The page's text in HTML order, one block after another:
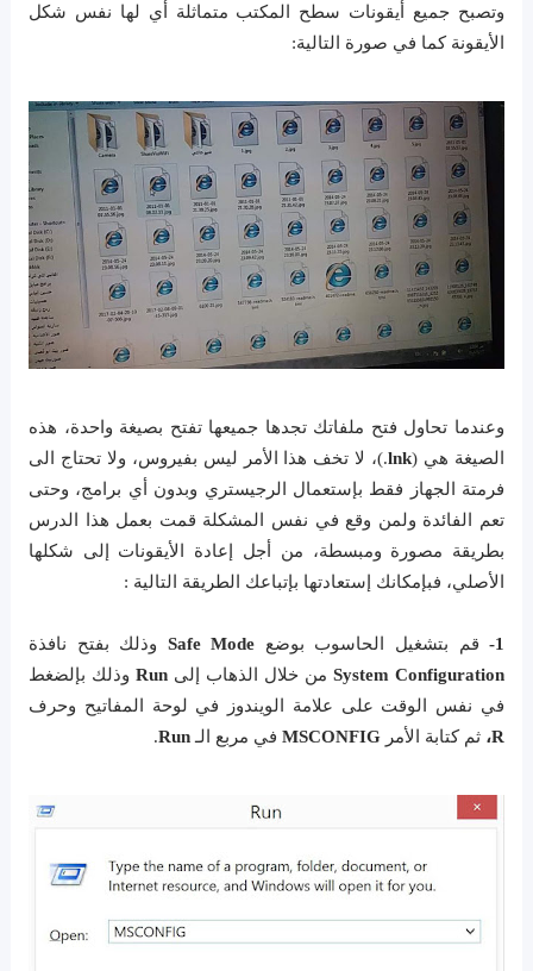
وتصبح جميع أيقونات سطح المكتب متماثلة أي لها نفس شكل
الأيقونة كما في صورة التالية:
وعندما تحاول فتح ملفاتك تجدها جميعها تفتح بصيغة واحدة، هذه
الصيغة هي (lnk.)، لا تخف هذا الأمر ليس بفيروس، ولا تحتاج الى
فرمتة الجهاز فقط بإستعمال الرجيستري وبدون أي برامج، وحتى
تعم الفائدة ولمن وقع في نفس المشكلة قمت بعمل هذا الدرس
بطريقة مصورة ومبسطة، من أجل إعادة الأيقونات إلى شكلها
الأصلي، فبإمكانك إستعادتها بإتباعك الطريقة التالية :
1- قم بتشغيل الحاسوب بوضع Safe Mode وذلك بفتح نافذة
System Configuration من خلال الذهاب إلى Run وذلك بإلضغط
في نفس الوقت على علامة الويندوز في لوحة المفاتيح وحرف
R، ثم كتابة الأمر MSCONFIGفي مربع الـ Run
.